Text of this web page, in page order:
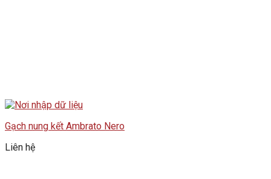
Gạch nung kết Ambrato Nero
Liên hệ